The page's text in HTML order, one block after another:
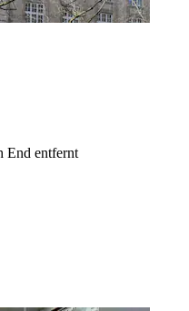
End entfernt